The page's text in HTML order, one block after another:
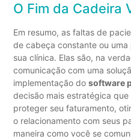
O Fim da Cadeira
Em resumo, as faltas de
de cabeça constante ou
sua clínica. Elas são, na
comunicação com uma
implementação dosoftware
decisão mais estratégica
proteger seu faturamento,
o relacionamento com seus
maneira como você se